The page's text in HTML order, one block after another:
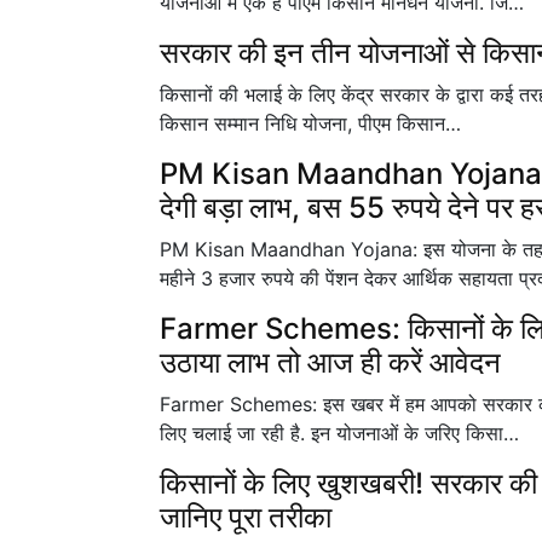
सरकार की इन तीन योजनाओं से
किसानों की भलाई के लिए केंद्र सरकार के द्वारा कई
किसान सम्मान निधि योजना, पीएम किसान…
PM Kisan Maandhan Yojana:
देगी बड़ा लाभ, बस 55 रुपये देने पर
PM Kisan Maandhan Yojana: इस योजना के
महीने 3 हजार रुपये की पेंशन देकर आर्थिक सहायता
Farmer Schemes: किसानों के
उठाया लाभ तो आज ही करें आवेदन
Farmer Schemes: इस खबर में हम आपको सरकार
लिए चलाई जा रही है. इन योजनाओं के जरिए किसा…
किसानों के लिए खुशखबरी! सरकार
जानिए पूरा तरीका